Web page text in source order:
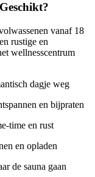
vanaf 18
rustige en
wellnesscentrum
dagje weg
en bijpraten
time en rust
en opladen
de sauna gaan